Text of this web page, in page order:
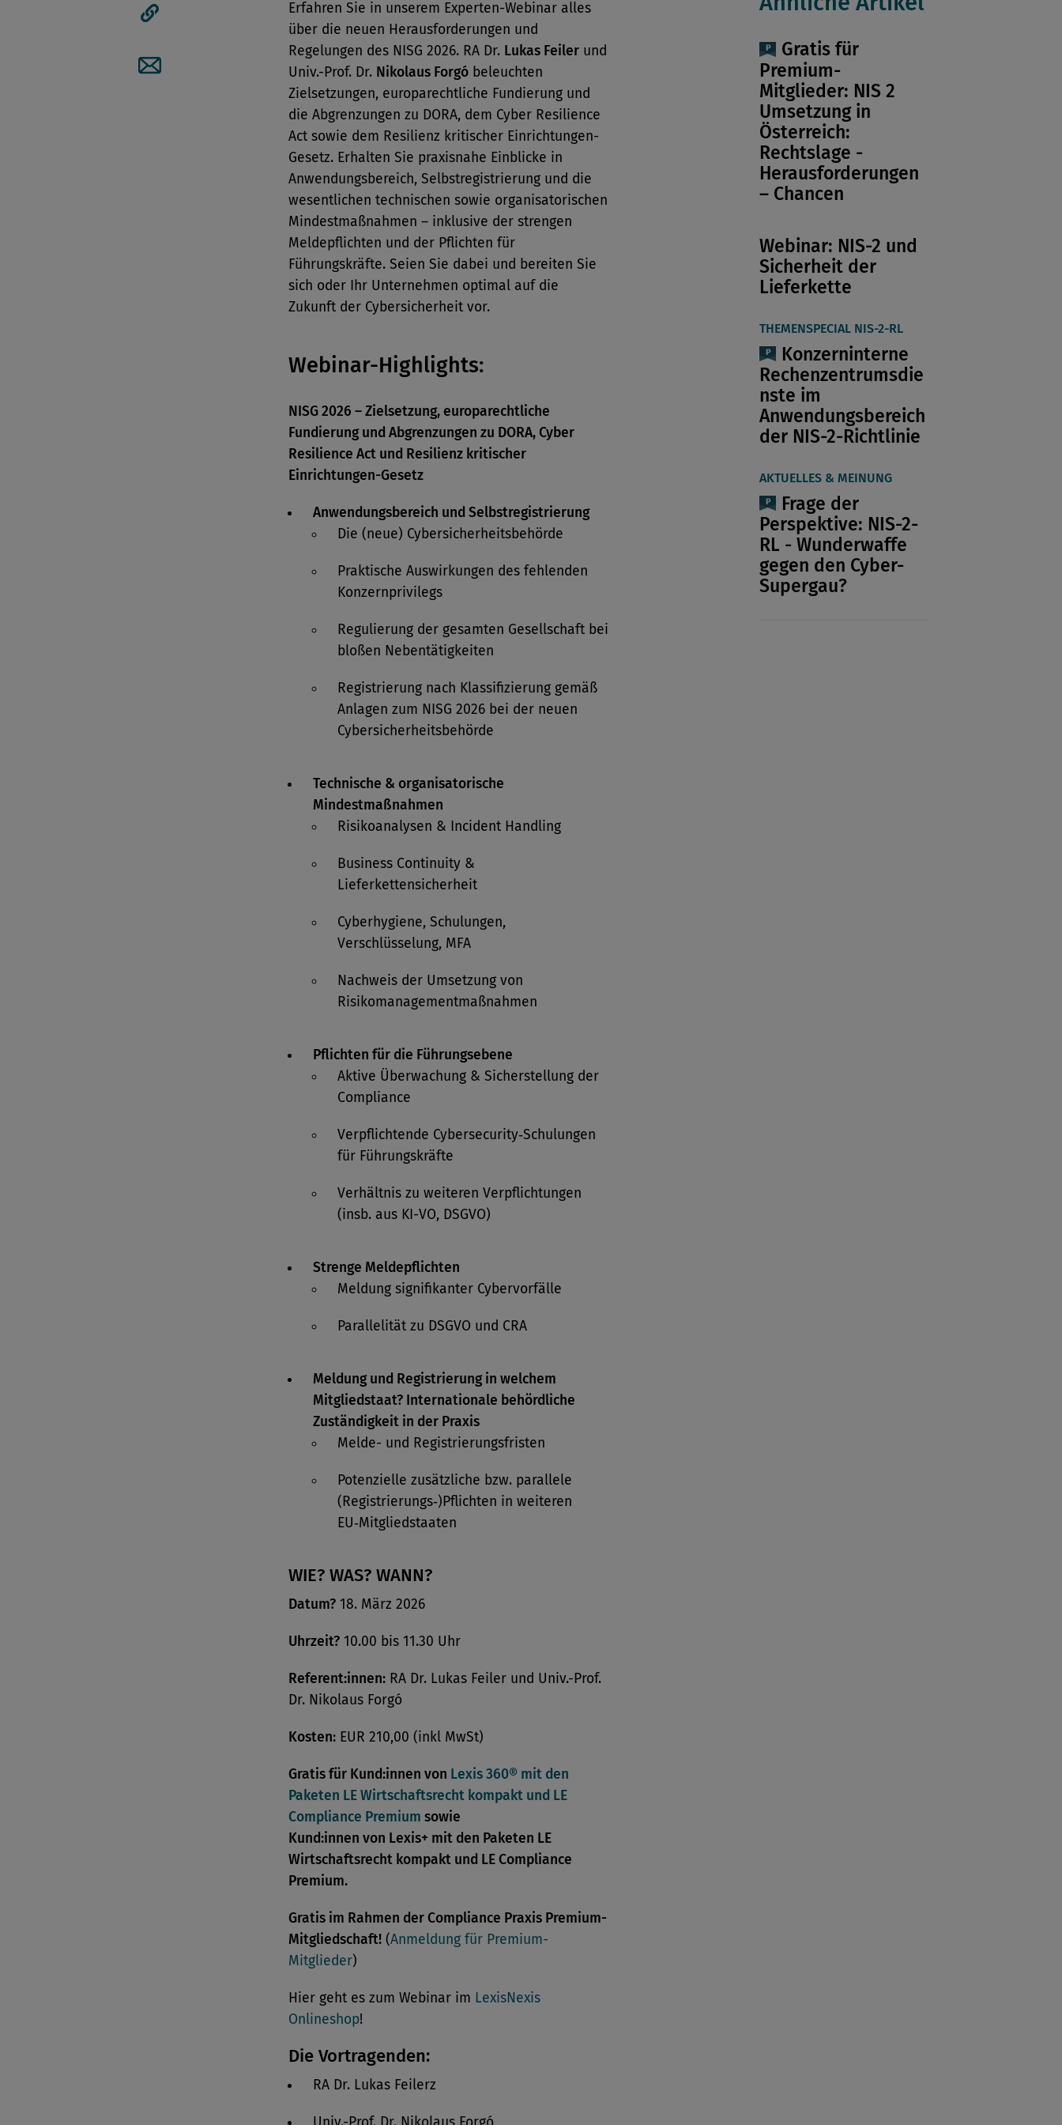
Artikellink kopieren
Artikel per Mail teilen
Erfahren Sie in unserem Experten-Webinar alles
über die neuen Herausforderungen und
Regelungen des NISG 2026. RA Dr. Lukas Feiler und
Univ.-Prof. Dr. Nikolaus Forgó beleuchten
Zielsetzungen, europarechtliche Fundierung und
die Abgrenzungen zu DORA, dem Cyber Resilience
Act sowie dem Resilienz kritischer Einrichtungen-
Gesetz. Erhalten Sie praxisnahe Einblicke in
Anwendungsbereich, Selbstregistrierung und die
wesentlichen technischen sowie organisatorischen
Mindestmaßnahmen – inklusive der strengen
Meldepflichten und der Pflichten für
Führungskräfte. Seien Sie dabei und bereiten Sie
sich oder Ihr Unternehmen optimal auf die
Zukunft der Cybersicherheit vor.
Webinar-Highlights:
NISG 2026 – Zielsetzung, europarechtliche
Fundierung und Abgrenzungen zu DORA, Cyber
Resilience Act und Resilienz kritischer
Einrichtungen-Gesetz
Anwendungsbereich und Selbstregistrierung
Die (neue) Cybersicherheitsbehörde
Praktische Auswirkungen des fehlenden
Konzernprivilegs
Regulierung der gesamten Gesellschaft bei
bloßen Nebentätigkeiten
Registrierung nach Klassifizierung gemäß
Anlagen zum NISG 2026 bei der neuen
Cybersicherheitsbehörde
Technische & organisatorische
Mindestmaßnahmen
Risikoanalysen & Incident Handling
Business Continuity &
Lieferkettensicherheit
Cyberhygiene, Schulungen,
Verschlüsselung, MFA
Nachweis der Umsetzung von
Risikomanagementmaßnahmen
Pflichten für die Führungsebene
Aktive Überwachung & Sicherstellung der
Compliance
Verpflichtende Cybersecurity‑Schulungen
für Führungskräfte
Verhältnis zu weiteren Verpflichtungen
(insb. aus KI-VO, DSGVO)
Strenge Meldepflichten
Meldung signifikanter Cybervorfälle
Parallelität zu DSGVO und CRA
Meldung und Registrierung in welchem
Mitgliedstaat? Internationale behördliche
Zuständigkeit in der Praxis
Melde- und Registrierungsfristen
Potenzielle zusätzliche bzw. parallele
(Registrierungs‑)Pflichten in weiteren
EU‑Mitgliedstaaten
WIE? WAS? WANN?
Datum? 18. März 2026
Uhrzeit? 10.00 bis 11.30 Uhr
Referent:innen: RA Dr. Lukas Feiler und Univ.-Prof.
Dr. Nikolaus Forgó
Kosten: EUR 210,00 (inkl MwSt)
Gratis für Kund:innen von Lexis 360® mit den
Paketen LE Wirtschaftsrecht kompakt und LE
Compliance Premium sowie
Kund:innen von Lexis+ mit den Paketen LE
Wirtschaftsrecht kompakt und LE Compliance
Premium.
Gratis im Rahmen der Compliance Praxis Premium-
Mitgliedschaft! (Anmeldung für Premium-
Mitglieder)
Hier geht es zum Webinar im LexisNexis
Onlineshop!
Die Vortragenden:
RA Dr. Lukas Feilerz
Gratis für
Premium-
Mitglieder: NIS 2
Umsetzung in
Österreich:
Rechtslage -
Herausforderungen
– Chancen
Webinar: NIS-2 und
Sicherheit der
Lieferkette
THEMENSPECIAL NIS-2-RL
Konzerninterne
Rechenzentrumsdie
nste im
Anwendungsbereich
der NIS-2-Richtlinie
AKTUELLES & MEINUNG
Frage der
Perspektive: NIS-2-
RL - Wunderwaffe
gegen den Cyber-
Supergau?